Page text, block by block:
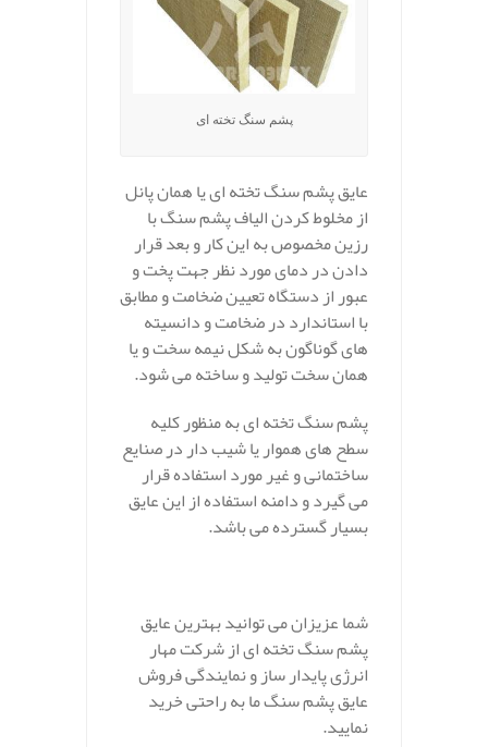
پشم سنگ تخته ای
عایق پشم سنگ تخته ای یا همان پانل
از مخلوط کردن الیاف پشم سنگ با
رزین مخصوص به این کار و بعد قرار
دادن در دمای مورد نظر جهت پخت و
عبور از دستگاه تعیین ضخامت و مطابق
با استاندارد در ضخامت و دانسیته
های گوناگون به شکل نیمه سخت و یا
همان سخت تولید و ساخته می شود.
پشم سنگ تخته ای به منظور کلیه
سطح های هموار یا شیب دار در صنایع
ساختمانی و غیر مورد استفاده قرار
می گیرد و دامنه استفاده از این عایق
بسیار گسترده می باشد.
شما عزیزان می توانید بهترین عایق
پشم سنگ تخته ای از شرکت مهار
انرژی پایدار ساز و نمایندگی فروش
عایق پشم سنگ ما به راحتی خرید
نمایید.